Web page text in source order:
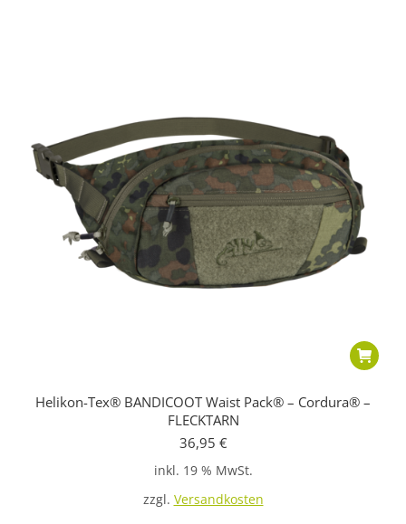
Helikon-Tex® BANDICOOT Waist Pack® – Cordura® –
FLECKTARN
36,95 €
inkl. 19 % MwSt.
zzgl. Versandkosten